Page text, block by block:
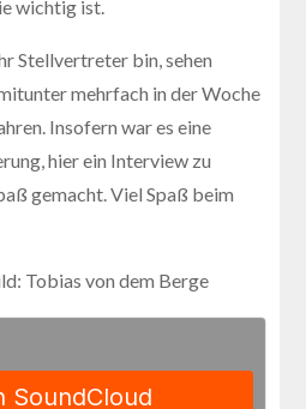
wichtig ist.
Stellvertreter bin, sehen
mehrfach in der Woche
Insofern war es eine
hier ein Interview zu
gemacht. Viel Spaß beim
Tobias von dem Berge